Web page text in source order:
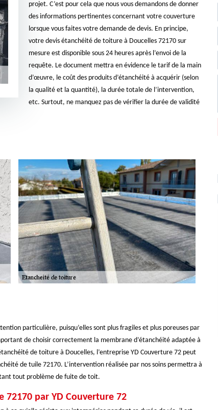
projet. C’est pour cela que nous vous demandons de donner
des informations pertinentes concernant votre couverture
lorsque vous faites votre demande de devis. En principe,
votre devis étanchéité de toiture à Doucelles 72170 sur
mesure est disponible sous 24 heures après l’envoi de la
requête. Le document mettra en évidence le tarif de la main
d’œuvre, le coût des produits d’étanchéité à acquérir (selon
la qualité et la quantité), la durée totale de l’intervention,
etc. Surtout, ne manquez pas de vérifier la durée de validité
particulière, puisqu’elles sont plus fragiles et plus poreuses par
de choisir correctement la membrane d’étanchéité adaptée à
de toiture à Doucelles, l’entreprise YD Couverture 72 peut
de tuile 72170. L’intervention réalisée par nos soins permettra à
tout problème de fuite de toit.
72170 par YD Couverture 72